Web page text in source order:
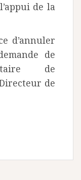
de la
d’annuler
de
de
de